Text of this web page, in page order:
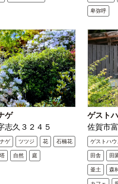
卑弥呼
ゲ
志久３２４５
ゲ ツツジ 花 石楠花
塔 自然 庭
ゲスト
佐賀市
ゲストハウ
田舎 田
釜土 森